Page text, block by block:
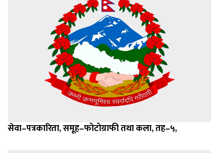
सेवा–पत्रकारिता, समूह–फोटोग्राफी तथा कला, तह–५,